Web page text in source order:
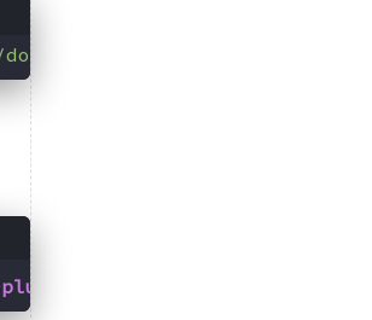
docker-ce/